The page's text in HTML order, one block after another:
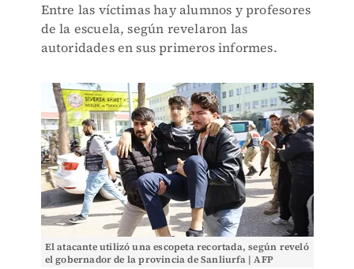
Entre las víctimas hay alumnos y profesores
de la escuela, según revelaron las
autoridades en sus primeros informes.
El atacante utilizó una escopeta recortada, según reveló
el gobernador de la provincia de Sanliurfa | AFP